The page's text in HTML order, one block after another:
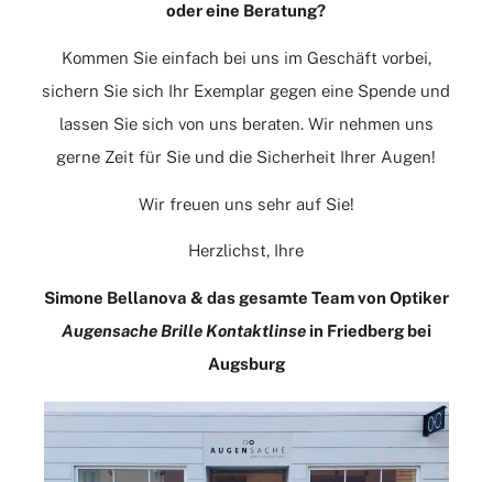
oder eine Beratung?
Kommen Sie einfach bei uns im Geschäft vorbei,
sichern Sie sich Ihr Exemplar gegen eine Spende und
lassen Sie sich von uns beraten. Wir nehmen uns
gerne Zeit für Sie und die Sicherheit Ihrer Augen!
Wir freuen uns sehr auf Sie!
Herzlichst, Ihre
Simone Bellanova & das gesamte Team von Optiker
Augensache Brille Kontaktlinsein Friedberg bei
Augsburg